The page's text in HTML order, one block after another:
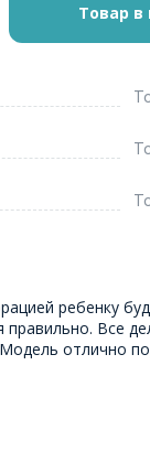
Товар в
ребенку
Все
отлично